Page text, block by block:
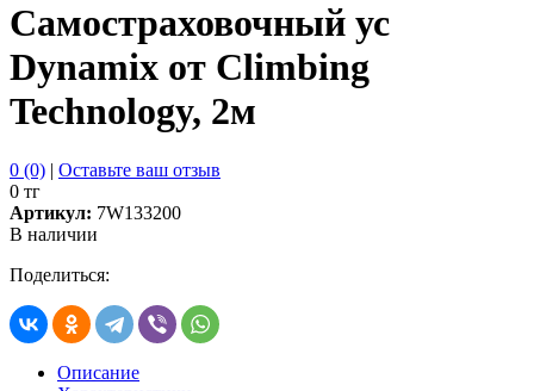
Самостраховочный ус
Dynamix от Climbing
Technology, 2м
0 (0) | Оставьте ваш отзыв
0 тг
Артикул: 7W133200
В наличии
Поделиться:
Описание